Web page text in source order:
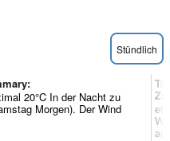
Stündlich
20°C In der Nacht zu
Morgen). Der Wind